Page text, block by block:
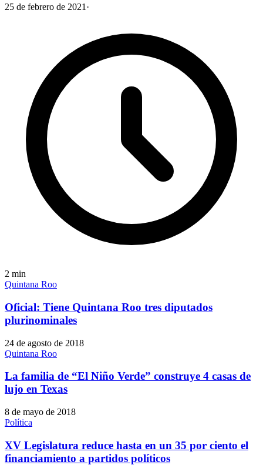
25 de febrero de 2021 ·
2 min
Quintana Roo
Oficial: Tiene Quintana Roo tres diputados
plurinominales
24 de agosto de 2018
Quintana Roo
La familia de “El Niño Verde” construye 4 casas de
lujo en Texas
8 de mayo de 2018
Política
XV Legislatura reduce hasta en un 35 por ciento el
financiamiento a partidos políticos